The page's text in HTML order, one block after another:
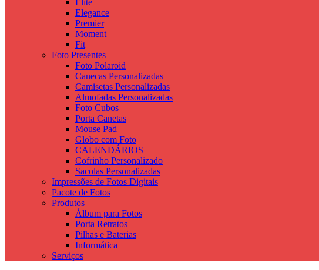
Elite
Elegance
Premier
Moment
Fit
Foto Presentes
Foto Polaroid
Canecas Personalizadas
Camisetas Personalizadas
Almofadas Personalizadas
Foto Cubos
Porta Canetas
Mouse Pad
Globo com Foto
CALENDÁRIOS
Cofrinho Personalizado
Sacolas Personalizadas
Impressões de Fotos Digitais
Pacote de Fotos
Produtos
Álbum para Fotos
Porta Retratos
Pilhas e Baterias
Informática
Serviços